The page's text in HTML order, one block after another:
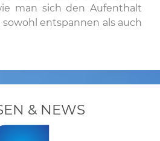
man sich den Aufenthalt
entspannen als auch
& NEWS